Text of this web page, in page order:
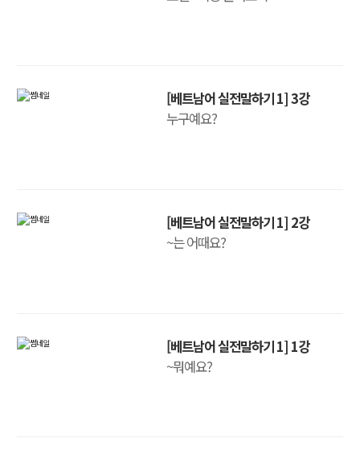
[베트남어 실전말하기 1] 3강
누구예요?
[베트남어 실전말하기 1] 2강
~는 어때요?
[베트남어 실전말하기 1] 1강
~뭐예요?